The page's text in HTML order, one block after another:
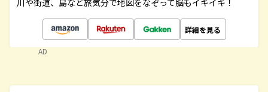
川や街道、島など旅気分で地図をなぞって脳もイキイキ！
詳細を見る
AD